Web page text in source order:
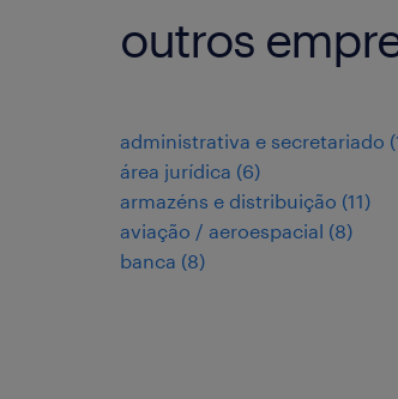
outros
administrativa e secretariado (
área jurídica (6)
armazéns e distribuição (11)
aviação / aeroespacial (8)
banca (8)